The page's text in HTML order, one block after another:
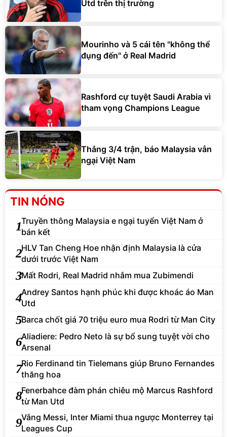
Utd trên thị trường
Mourinho và 5 cái tên "không thể
đụng đến" ở Real Madrid
Rashford cự tuyệt Saudi Arabia vì
tham vọng Champions League
Thắng 3/4 trận, báo Malaysia vẫn
ngại Việt Nam
TIN NÓNG
1Truyền thông Malaysia e ngại tuyển Việt Nam ở
bán kết
2HLV Tan Cheng Hoe nhận định Malaysia là cửa
dưới trước Việt Nam
3Mất Rodri, Real Madrid nhắm mua Zubimendi
4Andrey Santos hạnh phúc khi được khoác áo Man
Utd
5Barca chốt giá 70 triệu euro mua Rodri từ Man City
6Aliadiere: Pedro Neto là sự bổ sung tuyệt vời cho
Arsenal
7Rio Ferdinand tin Tielemans giúp Bruno Fernandes
thăng hoa
8Fenerbahce đàm phán chiêu mộ Marcus Rashford
từ Man Utd
9Vắng Messi, Inter Miami thua ngược Monterrey tại
Leagues Cup